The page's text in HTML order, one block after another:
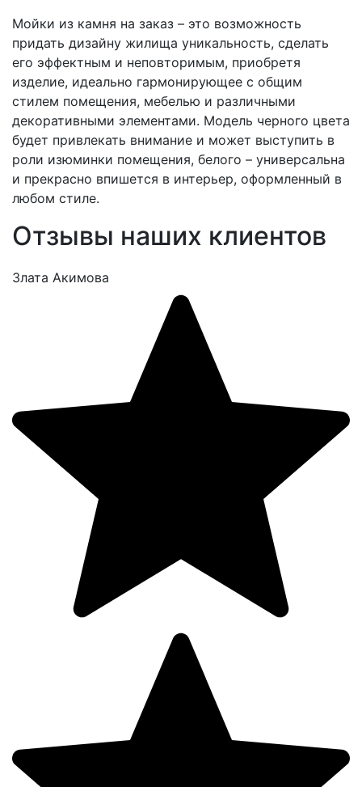
Мойки из камня на заказ – это возможность
придать дизайну жилища уникальность, сделать
его эффектным и неповторимым, приобретя
изделие, идеально гармонирующее с общим
стилем помещения, мебелью и различными
декоративными элементами. Модель черного цвета
будет привлекать внимание и может выступить в
роли изюминки помещения, белого – универсальна
и прекрасно впишется в интерьер, оформленный в
любом стиле.
Отзывы наших клиентов
Злата Акимова